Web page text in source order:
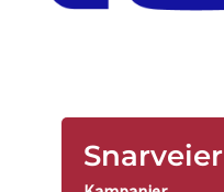
Snarveier